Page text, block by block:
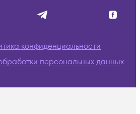
конфиденциальности
персональных данных